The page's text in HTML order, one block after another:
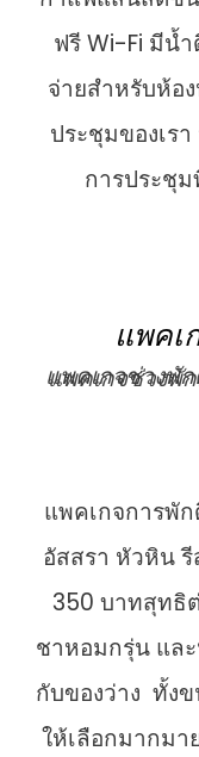
ฟรี Wi-Fi มีน้
จ่ายสำหรับห้อ
ประชุมของเร
การประชุ
แพคเ
แพคเกจช่วงพั
แพคเกจการพั
อัสสรา หัวหิน
350 บาทสุทธิ
ชาหอมกรุ่น แล
กับของว่าง ทั้ง
ให้เลือกมากมา